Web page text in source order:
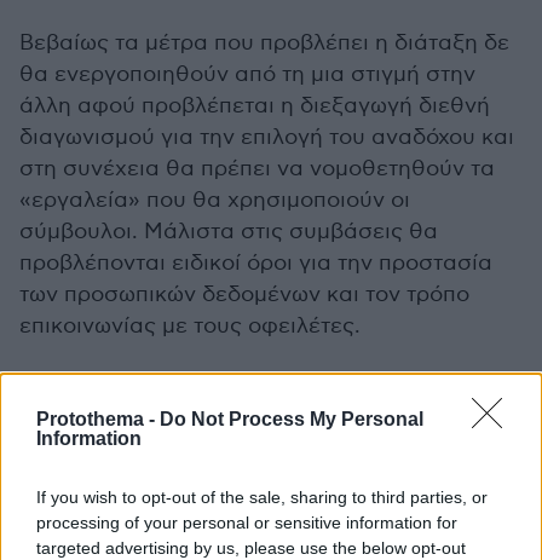
Protothema - Do Not Process My Personal
Information
If you wish to opt-out of the sale, sharing to third parties, or
processing of your personal or sensitive information for
targeted advertising by us, please use the below opt-out
Βεβαίως τα μέτρα που προβλέπει η διάταξη δε
θα ενεργοποιηθούν από τη μια στιγμή στην
άλλη αφού προβλέπεται η διεξαγωγή διεθνή
διαγωνισμού για την επιλογή του αναδόχου και
στη συνέχεια θα πρέπει να νομοθετηθούν τα
«εργαλεία» που θα χρησιμοποιούν οι
σύμβουλοι. Μάλιστα στις συμβάσεις θα
προβλέπονται ειδικοί όροι για την προστασία
των προσωπικών δεδομένων και τον τρόπο
επικοινωνίας με τους οφειλέτες.
Οe-ΕΦΚΑ, σύμφωνα με τη διάταξη -θα
μπορέσει να αξιοποιήσει την εμπειρία και τη
νομικών προσώπων ιδιωτικού δικαίου στη
διαδικασία ενημέρωσης των οφειλετών, όπως